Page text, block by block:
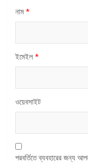
নাম *
ইমেইল *
ওয়েবসাইট
পরবর্তিতে ব্যবহারের জন্য